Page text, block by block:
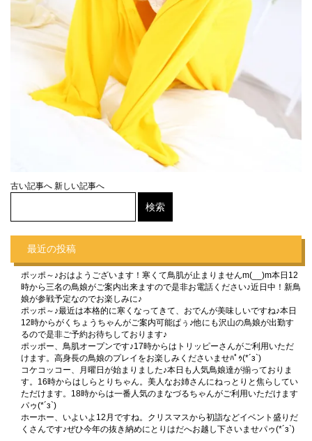
古い記事へ 新しい記事へ
最近の投稿
ポッポ～♪おはようございます！寒くて鳥肌が止まりませんm(__)m本日12
時から三名の鳥娘がご案内出来ますので是非お電話ください♪近日中！新鳥
娘が参戦予定なのでお楽しみに♪
ポッポ～♪最近は本格的に寒くなってきて、おでんが美味しいですね♪本日
12時からがくちょうちゃんがご案内可能ぱぅ♪他にも沢山の鳥娘が出勤す
るので是非ご予約お待ちしております♪
ポッポー、鳥肌オープンです♪17時からはトリッピーさんがご利用いただ
けます。高身長の鳥娘のプレイをお楽しみくださいませﾊﾟｩ(*´з`)
コケコッコー、月曜日が始まりました♪本日も人気鳥娘達が揃っておりま
す。16時からはしらとりちゃん。美人なお姉さんにねっとりと焦らしてい
ただけます。18時からは一番人気のまなづるちゃんがご利用いただけます
パゥ(*´з`)
ホーホー、いよいよ12月ですね。クリスマスから初詣などイベント盛りだ
くさんです♪ぜひ今年の抜き納めにとりはだへお越し下さいませパゥ(*´з`)